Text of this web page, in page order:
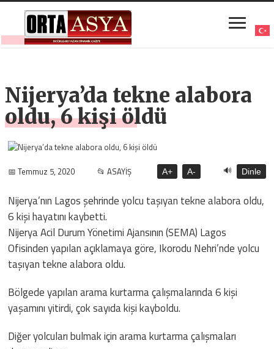
Nijerya’da tekne alabora
oldu, 6 kişi öldü
📅 Temmuz 5, 2020 📂 ASAYİŞ A+ A- 🔊 Dinle
Nijerya’nın Lagos şehrinde yolcu taşıyan tekne alabora oldu,
6 kişi hayatını kaybetti.
Nijerya Acil Durum Yönetimi Ajansının (SEMA) Lagos
Ofisinden yapılan açıklamaya göre, Ikorodu Nehri’nde yolcu
taşıyan tekne alabora oldu.
Bölgede yapılan arama kurtarma çalışmalarında 6 kişi
yaşamını yitirdi, çok sayıda kişi kayboldu.
Diğer yolcuları bulmak için arama kurtarma çalışmaları